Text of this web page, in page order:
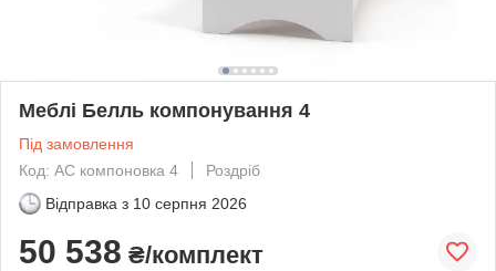
Меблі Белль компонування 4
Під замовлення
Код: АС компоновка 4
Роздріб
Відправка з 10 серпня 2026
50 538 ₴/комплект